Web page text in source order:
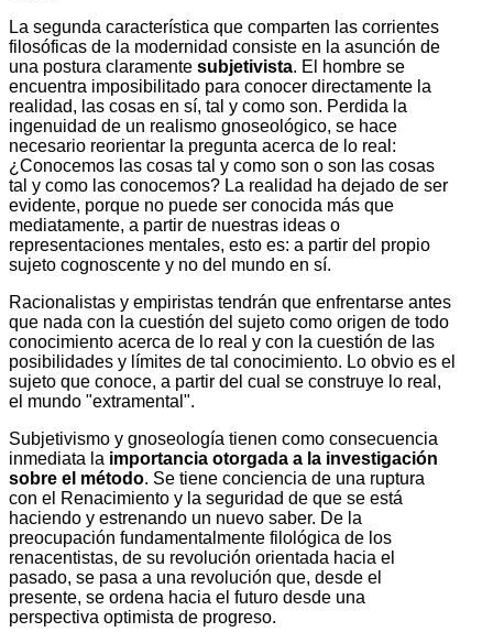
La segunda característica que comparten las corrientes
filosóficas de la modernidad consiste en la asunción de
una postura claramente subjetivista. El hombre se
encuentra imposibilitado para conocer directamente la
realidad, las cosas en sí, tal y como son. Perdida la
ingenuidad de un realismo gnoseológico, se hace
necesario reorientar la pregunta acerca de lo real:
¿Conocemos las cosas tal y como son o son las cosas
tal y como las conocemos? La realidad ha dejado de ser
evidente, porque no puede ser conocida más que
mediatamente, a partir de nuestras ideas o
representaciones mentales, esto es: a partir del propio
sujeto cognoscente y no del mundo en sí.
Racionalistas y empiristas tendrán que enfrentarse antes
que nada con la cuestión del sujeto como origen de todo
conocimiento acerca de lo real y con la cuestión de las
posibilidades y límites de tal conocimiento. Lo obvio es el
sujeto que conoce, a partir del cual se construye lo real,
el mundo "extramental".
Subjetivismo y gnoseología tienen como consecuencia
inmediata la importancia otorgada a la investigación
sobre el método. Se tiene conciencia de una ruptura
con el Renacimiento y la seguridad de que se está
haciendo y estrenando un nuevo saber. De la
preocupación fundamentalmente filológica de los
renacentistas, de su revolución orientada hacia el
pasado, se pasa a una revolución que, desde el
presente, se ordena hacia el futuro desde una
perspectiva optimista de progreso.